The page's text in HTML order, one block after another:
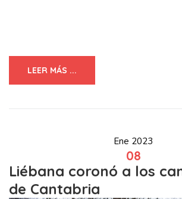
LEER MÁS ...
Ene 2023
08
Liébana coronó a los
de Cantabria